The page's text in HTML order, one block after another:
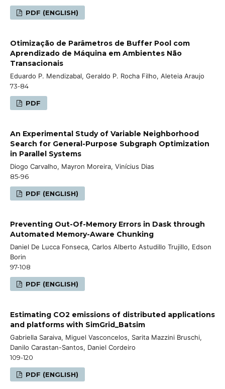
PDF (ENGLISH)
Otimização de Parâmetros de Buffer Pool com
Aprendizado de Máquina em Ambientes Não
Transacionais
Eduardo P. Mendizabal, Geraldo P. Rocha Filho, Aleteia Araujo
73-84
PDF
An Experimental Study of Variable Neighborhood
Search for General-Purpose Subgraph Optimization
in Parallel Systems
Diogo Carvalho, Mayron Moreira, Vinícius Dias
85-96
PDF (ENGLISH)
Preventing Out-Of-Memory Errors in Dask through
Automated Memory-Aware Chunking
Daniel De Lucca Fonseca, Carlos Alberto Astudillo Trujillo, Edson
Borin
97-108
PDF (ENGLISH)
Estimating CO2 emissions of distributed applications
and platforms with SimGrid_Batsim
Gabriella Saraiva, Miguel Vasconcelos, Sarita Mazzini Bruschi,
Danilo Carastan-Santos, Daniel Cordeiro
109-120
PDF (ENGLISH)